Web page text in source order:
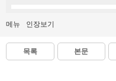
메뉴 인장보기
목록 본문